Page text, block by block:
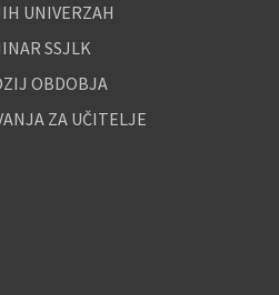
UNIVERZAH
SSJLK
OBDOBJA
ZA UČITELJE